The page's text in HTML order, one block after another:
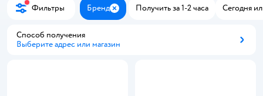
Фильтры Бренд ЗакрытьПолучить за 1-2 часа Сегодня
Способ получения
Выберите адрес или магазин